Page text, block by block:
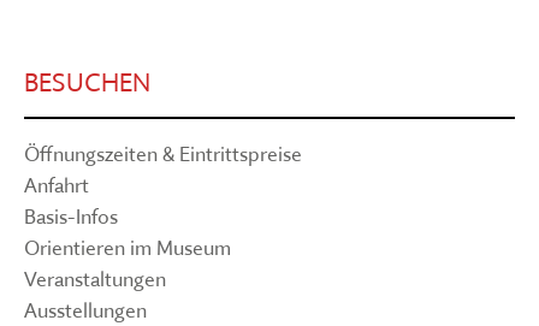
BESUCHEN
Öffnungszeiten & Eintrittspreise
Anfahrt
Basis-Infos
Orientieren im Museum
Veranstaltungen
Ausstellungen